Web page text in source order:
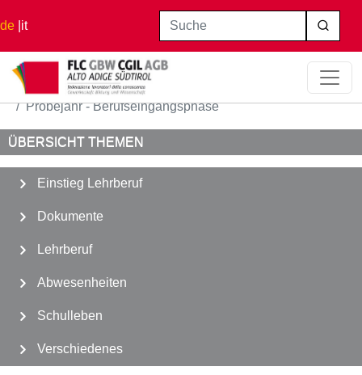
de it Suche
Startseite
Einstieg Lehrberuf
Probejahr - Berufseingangsphase
ÜBERSICHT THEMEN
Einstieg Lehrberuf
Dokumente
Lehrberuf
Abwesenheiten
Schulleben
Verschiedenes